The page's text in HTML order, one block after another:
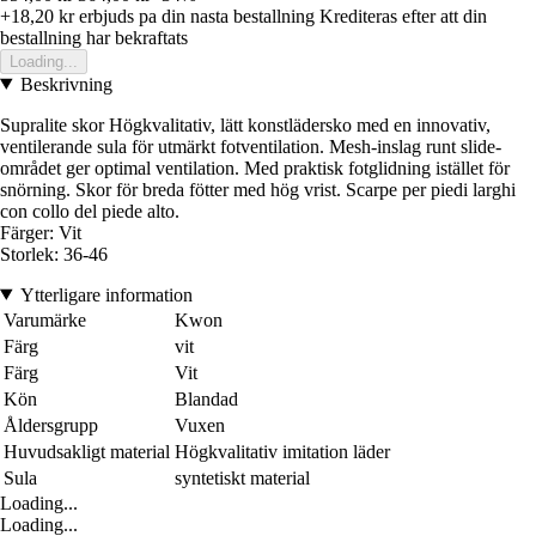
+18,20 krerbjuds pa din nasta bestallning Krediteras efter att din
bestallning har bekraftats
Loading...
Beskrivning
Supralite skor Högkvalitativ, lätt konstlädersko med en innovativ,
ventilerande sula för utmärkt fotventilation. Mesh-inslag runt slide-
området ger optimal ventilation. Med praktisk fotglidning istället för
snörning. Skor för breda fötter med hög vrist. Scarpe per piedi larghi
con collo del piede alto.
Färger: Vit
Storlek: 36-46
Ytterligare information
Varumärke
Kwon
Färg
vit
Färg
Vit
Kön
Blandad
Åldersgrupp
Vuxen
Huvudsakligt material Högkvalitativ imitation läder
Sula
syntetiskt material
Loading...
Loading...